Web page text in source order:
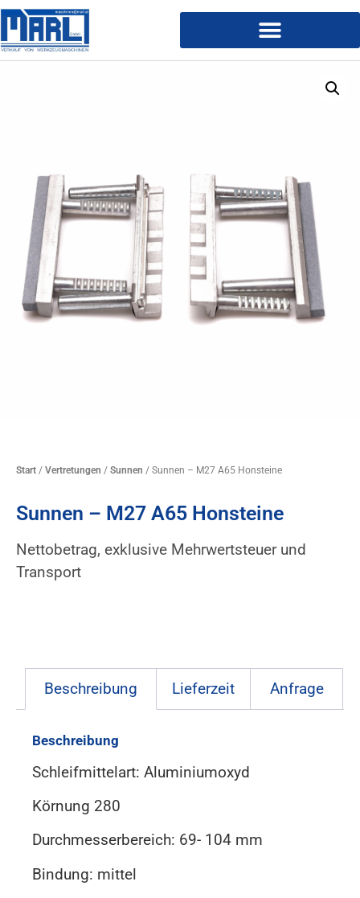
Start / Vertretungen / Sunnen / Sunnen – M27 A65 Honsteine
Sunnen – M27 A65 Honsteine
Nettobetrag, exklusive Mehrwertsteuer und
Transport
Beschreibung Lieferzeit Anfrage
Beschreibung
Schleifmittelart: Aluminiumoxyd
Körnung 280
Durchmesserbereich: 69- 104 mm
Bindung: mittel